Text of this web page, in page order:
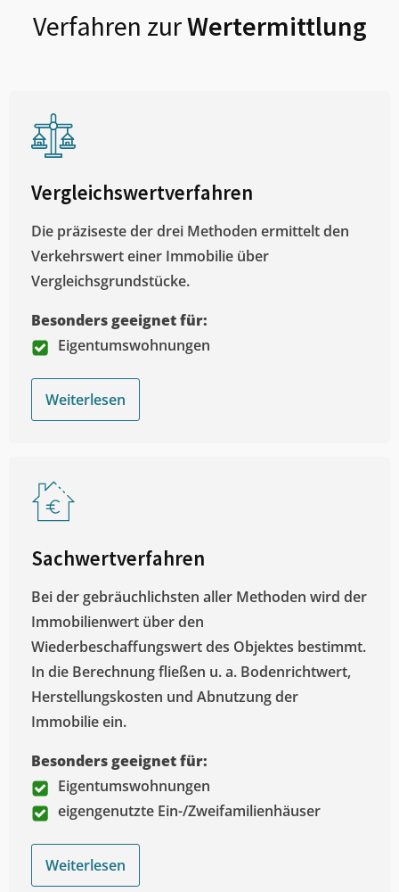
Verfahren zurWertermittlung
Vergleichswertverfahren
Die präziseste der drei Methoden ermittelt den
Verkehrswert einer Immobilie über
Vergleichsgrundstücke.
Besonders geeignet für:
Eigentumswohnungen
Weiterlesen
Sachwertverfahren
Bei der gebräuchlichsten aller Methoden wird der
Immobilienwert über den
Wiederbeschaffungswert des Objektes bestimmt.
In die Berechnung fließen u. a. Bodenrichtwert,
Herstellungskosten und Abnutzung der
Immobilie ein.
Besonders geeignet für:
Eigentumswohnungen
eigengenutzte Ein-/Zweifamilienhäuser
Weiterlesen